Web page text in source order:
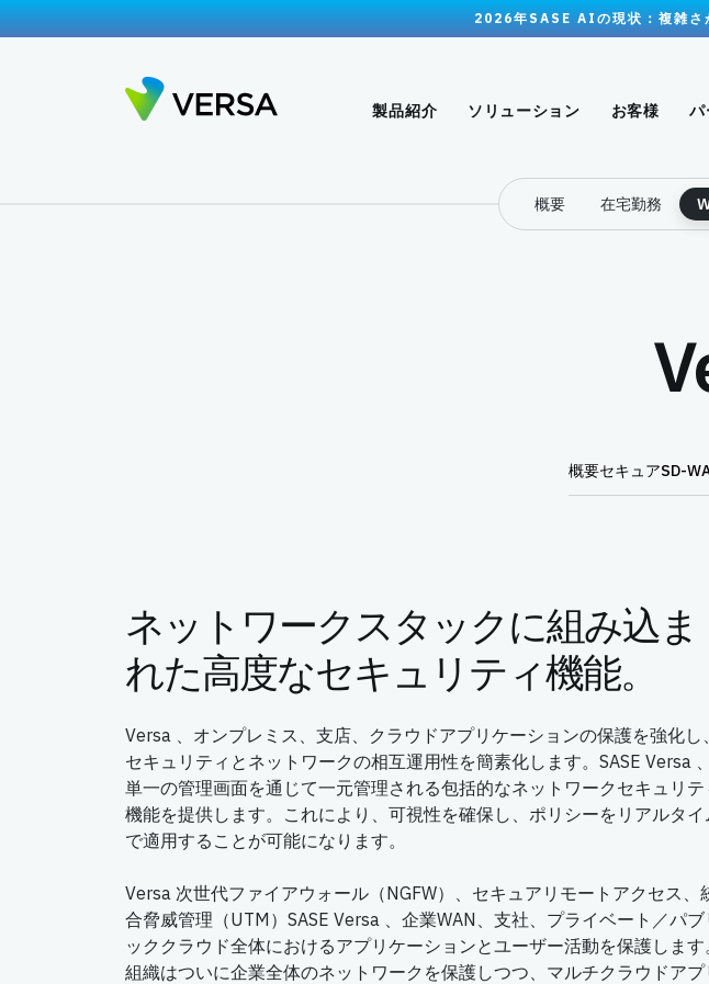
2026年SASE AIの現状：複雑さ
製品紹介 ソリューション お客様 パ
概要 在宅勤務
概要セキュアSD-
ネットワークスタックに組み込ま
れた高度なセキュリティ機能。
Versa 、オンプレミス、支店、クラウドアプリケーションの保護を強化し、
セキュリティとネットワークの相互運用性を簡素化します。SASE Versa 、
単一の管理画面を通じて一元管理される包括的なネットワークセキュリテ
機能を提供します。これにより、可視性を確保し、ポリシーをリアルタイ
で適用することが可能になります。
Versa 次世代ファイアウォール（NGFW）、セキュアリモートアクセス、
合脅威管理（UTM）SASE Versa 、企業WAN、支社、プライベート／パブ
ッククラウド全体におけるアプリケーションとユーザー活動を保護します
組織はついに企業全体のネットワークを保護しつつ、マルチクラウドアプ